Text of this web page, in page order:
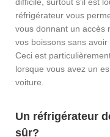
réfrigérateur vous
vous donnant un accès
vos boissons sans
Ceci est
lorsque vous avez un
voiture.
Un réfrigérateur
sûr?